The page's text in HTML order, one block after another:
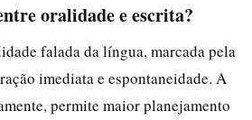
oralidade e escrita?
falada da língua, marcada pela
imediata e espontaneidade. A
permite maior planejamento